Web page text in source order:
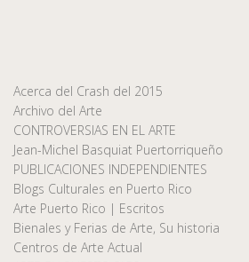
Acerca del Crash del 2015
Archivo del Arte
CONTROVERSIAS EN EL ARTE
Jean-Michel Basquiat Puertorriqueño
PUBLICACIONES INDEPENDIENTES
Blogs Culturales en Puerto Rico
Arte Puerto Rico | Escritos
Bienales y Ferias de Arte, Su historia
Centros de Arte Actual